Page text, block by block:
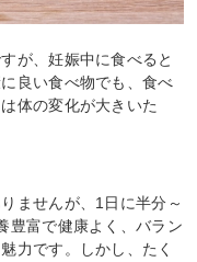
が、妊娠中に食べると
良い食べ物でも、食べ
体の変化が大きいた
ませんが、1日に半分～
豊富で健康よく、バラン
力です。しかし、たく